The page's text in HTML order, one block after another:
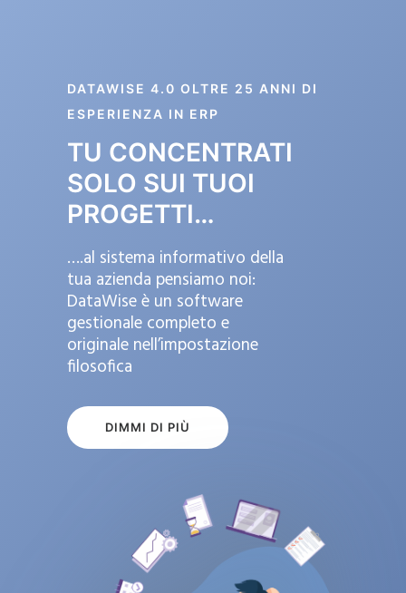
DATAWISE 4.0 OLTRE 25 ANNI DI
ESPERIENZA IN ERP
TU CONCENTRATI
SOLO SUI TUOI
PROGETTI…
….al sistema informativo della
tua azienda pensiamo noi:
DataWise è un software
gestionale completo e
originale nell’impostazione
filosofica
DIMMI DI PIÙ